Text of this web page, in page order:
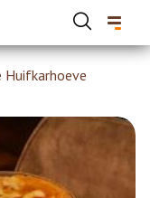
Huifkarhoeve